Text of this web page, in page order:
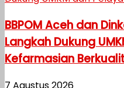
BBPOM Aceh dan
Langkah Dukung
Kefarmasian
7 Agustus 2026